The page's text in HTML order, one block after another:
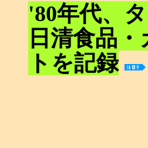
'80年代、
日清食品
トを記録